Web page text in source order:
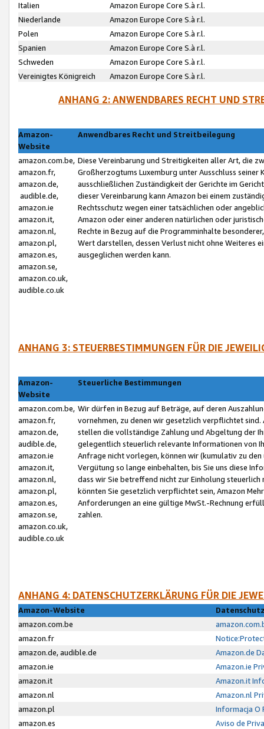
Italien
Amazon Europe Core S.à r.l.
Niederlande
Amazon Europe Core S.à r.l.
Polen
Amazon Europe Core S.à r.l.
Spanien
Amazon Europe Core S.à r.l.
Schweden
Amazon Europe Core S.à r.l.
Vereinigtes Königreich
Amazon Europe Core S.à r.l.
ANHANG 2: ANWENDBARES RECHT UND
Amazon-
Website
Anwendbares Recht und Streitbeilegung
amazon.com.be,
amazon.fr,
amazon.de,
audible.de,
amazon.ie
amazon.it,
amazon.nl,
amazon.pl,
amazon.es,
amazon.se,
amazon.co.uk,
audible.co.uk
Diese Vereinbarung und Streitigkeiten aller Art, die
Großherzogtums Luxemburg unter Ausschluss
ausschließlichen Zuständigkeit der Gerichte im
dieser Vereinbarung kann Amazon bei einem
Rechtsschutz wegen einer tatsächlichen oder
Amazon oder einer anderen natürlichen oder
Rechte in Bezug auf die Programminhalte
Wert darstellen, dessen Verlust nicht ohne Weiteres
ausgeglichen werden kann.
ANHANG 3: STEUERBESTIMMUNGEN FÜR DIE
Amazon-
Website
Steuerliche Bestimmungen
amazon.com.be,
amazon.fr,
amazon.de,
audible.de,
amazon.ie
amazon.it,
amazon.nl,
amazon.pl,
amazon.es,
amazon.se,
amazon.co.uk,
audible.co.uk
Wir dürfen in Bezug auf Beträge, auf deren
vornehmen, zu denen wir gesetzlich verpflichtet
stellen die vollständige Zahlung und Abgeltung der
gelegentlich steuerlich relevante Informationen von
Anfrage nicht vorlegen, können wir (kumulativ zu
Vergütung so lange einbehalten, bis Sie uns diese
dass wir Sie betreffend nicht zur Einholung
könnten Sie gesetzlich verpflichtet sein, Amazon
Anforderungen an eine gültige MwSt.-Rechnung
zahlen.
ANHANG 4: DATENSCHUTZERKLÄRUNG FÜR DIE
Amazon-Website
amazon.com.be
amazon.fr
amazon.de, audible.de
Amazon.de
amazon.ie
Amazon.ie
amazon.it
Amazon.it
amazon.nl
Amazon.nl
amazon.pl
Informacja O
amazon.es
Aviso de